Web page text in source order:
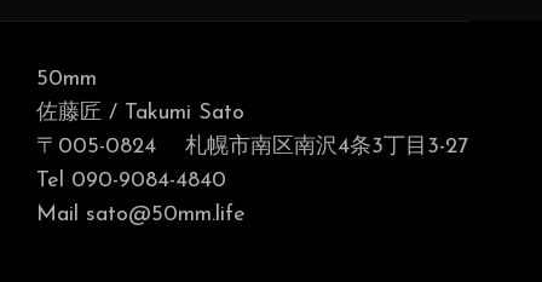
50mm
佐藤匠 / Takumi Sato
〒005-0824 札幌市南区南沢4条3丁目3-27
Tel 090-9084-4840
Mail sato@50mm.life